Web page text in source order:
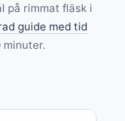
på rimmat fläsk i
guide med tid
minuter.